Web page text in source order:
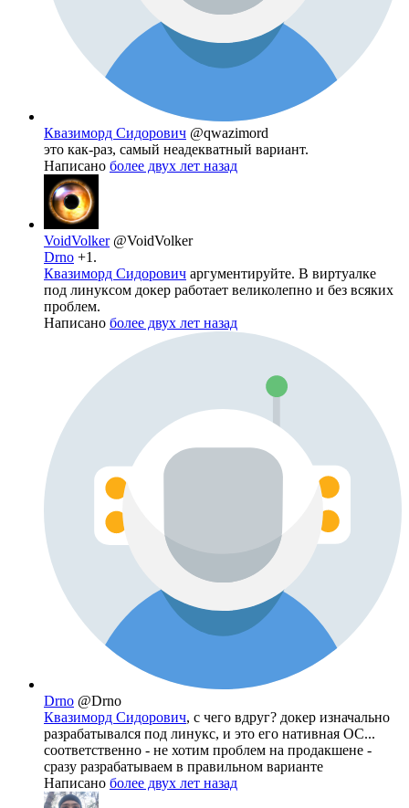
Квазиморд Сидорович @qwazimord
это как-раз, самый неадекватный вариант.
Написано более двух лет назад
VoidVolker @VoidVolker
Drno +1.
Квазиморд Сидорович аргументируйте. В виртуалке
под линуксом докер работает великолепно и без всяких
проблем.
Написано более двух лет назад
Drno @Drno
Квазиморд Сидорович, с чего вдруг? докер изначально
разрабатывался под линукс, и это его нативная ОС...
соответственно - не хотим проблем на продакшене -
сразу разрабатываем в правильном варианте
Написано более двух лет назад